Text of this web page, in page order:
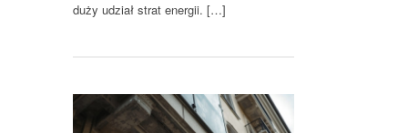
duży udział strat energii. […]